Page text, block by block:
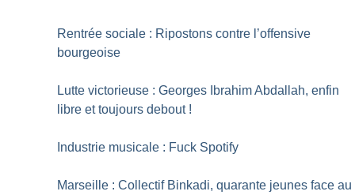
Rentrée sociale : Ripostons contre l’offensive
bourgeoise
Lutte victorieuse : Georges Ibrahim Abdallah, enfin
libre et toujours debout !
Industrie musicale : Fuck Spotify
Marseille : Collectif Binkadi, quarante jeunes face au